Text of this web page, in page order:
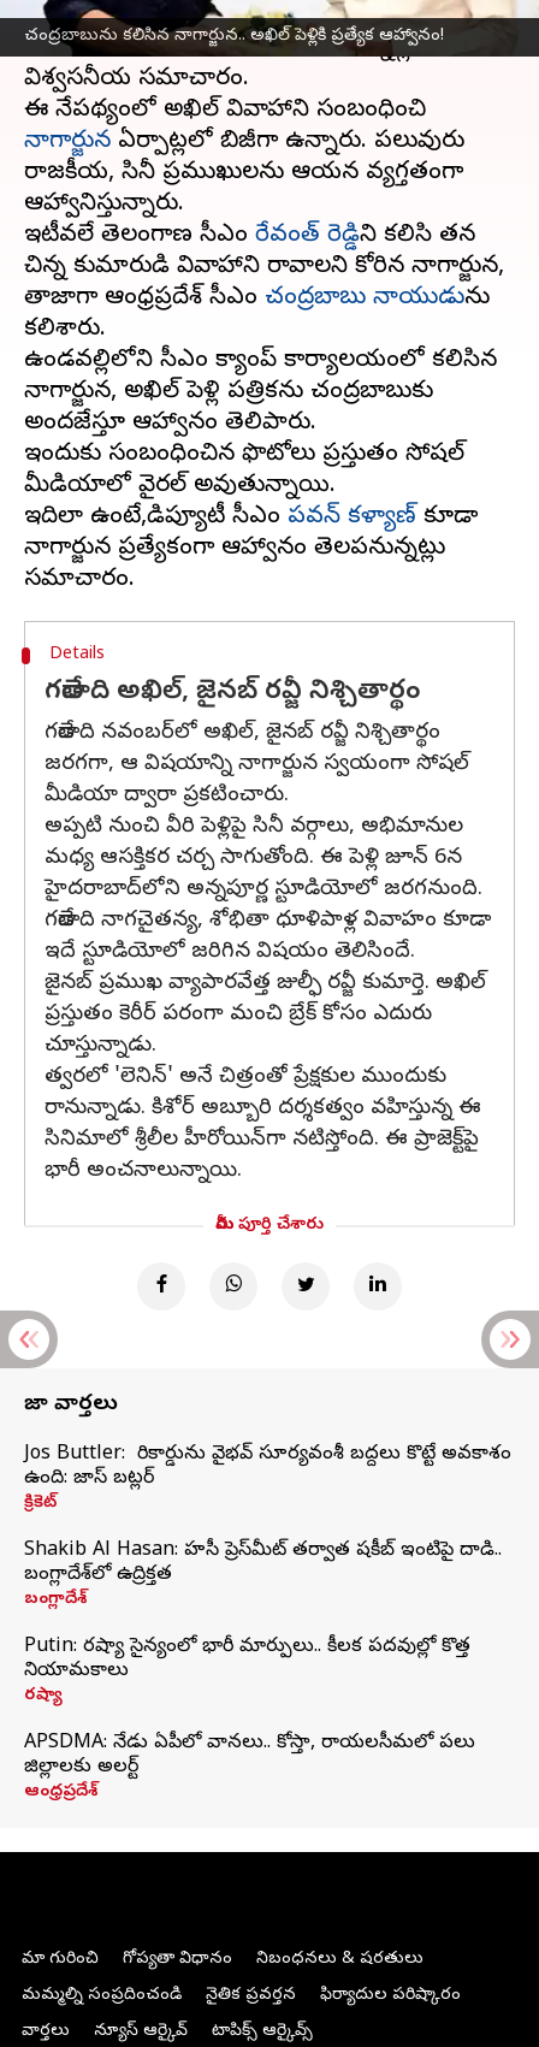
చంద్రబాబును కలిసిన నాగార్జున.. అఖిల్ పెళ్లికి ప్రత్యేక ఆహ్వానం!
అక్కినేని అఖిల్వివాహ వేడుకకు గడువు సమీపిస్తోంది.
జూన్ 6న అఖిల్‌ ఏడడుగులు వేయనున్నట్లు
విశ్వసనీయ సమాచారం.
ఈ నేపథ్యంలో అఖిల్ వివాహానికి సంబంధించి
నాగార్జున ఏర్పాట్లలో బిజీగా ఉన్నారు. పలువురు
రాజకీయ, సినీ ప్రముఖులను ఆయన వ్యక్తిగతంగా
ఆహ్వానిస్తున్నారు.
ఇటీవలే తెలంగాణ సీఎం రేవంత్ రెడ్డిని కలిసి తన
చిన్న కుమారుడి వివాహానికి రావాలని కోరిన నాగార్జున,
తాజాగా ఆంధ్రప్రదేశ్ సీఎం చంద్రబాబు నాయుడును
కలిశారు.
ఉండవల్లిలోని సీఎం క్యాంప్ కార్యాలయంలో కలిసిన
నాగార్జున, అఖిల్ పెళ్లి పత్రికను చంద్రబాబుకు
అందజేస్తూ ఆహ్వానం తెలిపారు.
ఇందుకు సంబంధించిన ఫొటోలు ప్రస్తుతం సోషల్
మీడియాలో వైరల్ అవుతున్నాయి.
ఇదిలా ఉంటే,డిప్యూటీ సీఎం పవన్ కళ్యాణ్‌ కి కూడా
నాగార్జున ప్రత్యేకంగా ఆహ్వానం తెలపనున్నట్లు
Details
గతేడాది అఖిల్, జైనబ్ రవ్జీ నిశ్చితార్థం
గతేడాది నవంబర్‌లో అఖిల్, జైనబ్ రవ్జీ నిశ్చితార్థం
జరగగా, ఆ విషయాన్ని నాగార్జున స్వయంగా సోషల్
మీడియా ద్వారా ప్రకటించారు.
అప్పటి నుంచి వీరి పెళ్లిపై సినీ వర్గాలు, అభిమానుల
మధ్య ఆసక్తికర చర్చ సాగుతోంది. ఈ పెళ్లి జూన్ 6న
హైదరాబాద్‌లోని అన్నపూర్ణ స్టూడియోలో జరగనుంది.
గతేడాది నాగచైతన్య, శోభితా ధూళిపాళ్ల వివాహం కూడా
ఇదే స్టూడియోలో జరిగిన విషయం తెలిసిందే.
జైనబ్ ప్రముఖ వ్యాపారవేత్త జుల్ఫీ రవ్జీ కుమార్తె. అఖిల్
ప్రస్తుతం కెరీర్ పరంగా మంచి బ్రేక్ కోసం ఎదురు
చూస్తున్నాడు.
త్వరలో 'లెనిన్' అనే చిత్రంతో ప్రేక్షకుల ముందుకు
రానున్నాడు. కిశోర్ అబ్బూరి దర్శకత్వం వహిస్తున్న ఈ
సినిమాలో శ్రీలీల హీరోయిన్‌గా నటిస్తోంది. ఈ ప్రాజెక్ట్‌పై
భారీ అంచనాలున్నాయి.
మీరు పూర్తి చేశారు
తాజా వార్తలు
Jos Buttler: నా రికార్డును వైభవ్ సూర్యవంశీ బద్దలు కొట్టే అవకాశం
ఉంది: జాస్ బట్లర్
క్రికెట్
Shakib Al Hasan: హసీనా ప్రెస్‌మీట్‌ తర్వాత షకీబ్‌ ఇంటిపై దాడి..
బంగ్లాదేశ్‌లో ఉద్రిక్తత
బంగ్లాదేశ్
Putin: రష్యా సైన్యంలో భారీ మార్పులు.. కీలక పదవుల్లో కొత్త
నియామకాలు
రష్యా
APSDMA: నేడు ఏపీలో వానలు.. కోస్తా, రాయలసీమలో పలు
జిల్లాలకు అలర్ట్
ఆంధ్రప్రదేశ్
మా గురించి గోప్యతా విధానం
నిబంధనలు & షరతులు
మమ్మల్ని సంప్రదించండి
నైతిక ప్రవర్తన
ఫిర్యాదుల పరిష్కారం
వార్తలు
న్యూస్ ఆర్కైవ్ టాపిక్స్ ఆర్కైవ్స్